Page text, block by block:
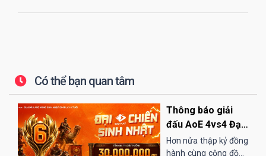
Có thể bạn quan tâm
Thông báo giải
đấu AoE 4vs4 Đại
Chiến Sinh Nhật
EGOPLAY
Hơn nửa thập kỷ đồng
hành cùng cộng đồng